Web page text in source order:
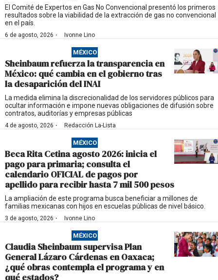
El Comité de Expertos en Gas No Convencional presentó los primeros
resultados sobre la viabilidad de la extracción de gas no convencional
en el país.
6 de agosto, 2026 · Ivonne Lino
MÉXICO
Sheinbaum refuerza la transparencia en
México: qué cambia en el gobierno tras
la desaparición del INAI
La medida elimina la discrecionalidad de los servidores públicos para
ocultar información e impone nuevas obligaciones de difusión sobre
contratos, auditorías y empresas públicas
4 de agosto, 2026 · Redacción La-Lista
MÉXICO
Beca Rita Cetina agosto 2026: inicia el
pago para primaria; consulta el
calendario OFICIAL de pagos por
apellido para recibir hasta 7 mil 500 pesos
La ampliación de este programa busca beneficiar a millones de
familias mexicanas con hijos en escuelas públicas de nivel básico.
3 de agosto, 2026 · Ivonne Lino
MÉXICO
Claudia Sheinbaum supervisa Plan
General Lázaro Cárdenas en Oaxaca;
¿qué obras contempla el programa y en
qué estados?